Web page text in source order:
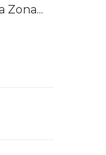
Zona...